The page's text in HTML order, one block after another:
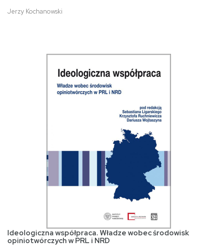
Jerzy Kochanowski
Ideologiczna współpraca. Władze wobec środowisk
opiniotwórczych w PRL i NRD